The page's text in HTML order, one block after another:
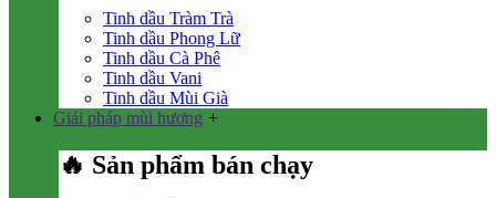
Tinh dầu Tràm Trà
Tinh dầu Phong Lữ
Tinh dầu Cà Phê
Tinh dầu Vani
Tinh dầu Mùi Già
Giải pháp mùi hương +
🔥 Sản phẩm bán chạy